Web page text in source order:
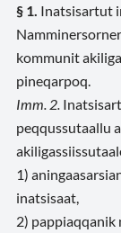
§ 1. Inatsisartut
kommunit
pineqarpoq.
Imm. 2.
peqqussutaallu
1)
inatsisaat,
2)